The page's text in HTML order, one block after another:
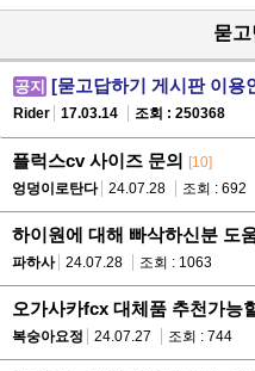
묻고
공지 [묻고답하기 게시판 이용
Rider
17.03.14 조회 : 250368
플럭스cv 사이즈 문의 [10]
엉덩이로탄다
24.07.28 조회 : 692
하이원에 대해 빠삭하신분 도
파하사
24.07.28 조회 : 1063
오가사카fcx 대체품 추천가능
복숭아요정
24.07.27 조회 : 744